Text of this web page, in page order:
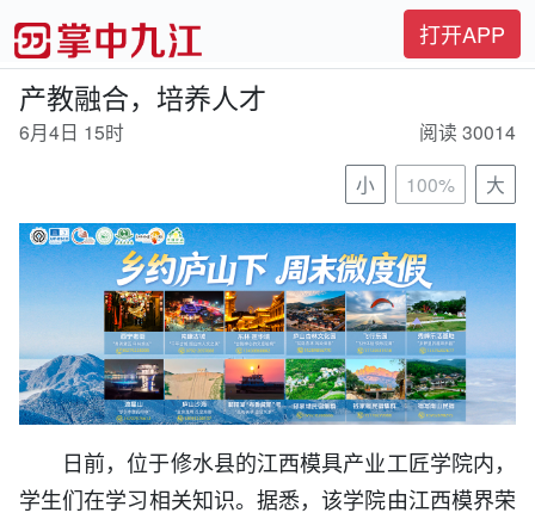
打开APP
产教融合，培养人才
6月4日 15时
阅读 30014
小
100% 大
日前，位于修水县的江西模具产业工匠学院内，
学生们在学习相关知识。据悉，该学院由江西模界荣